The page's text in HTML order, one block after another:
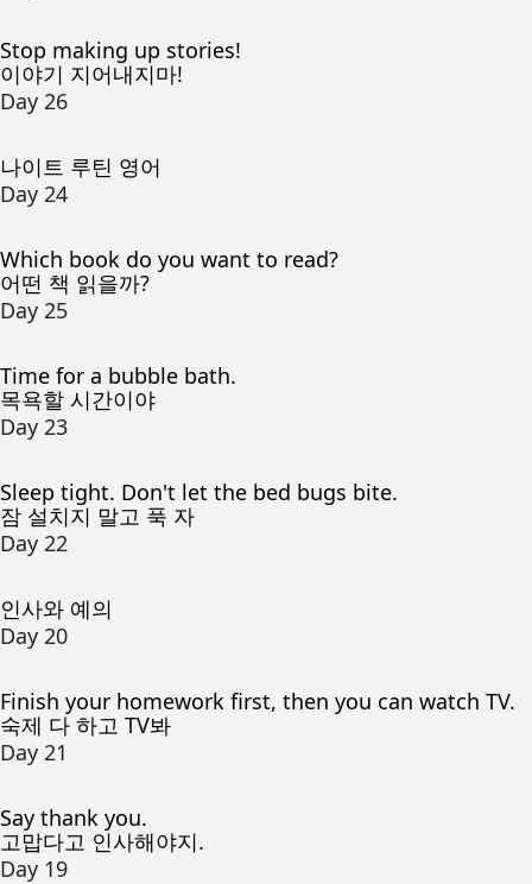
Stop making up stories!
이야기 지어내지마!
Day 26
나이트 루틴 영어
Day 24
Which book do you want to read?
어떤 책 읽을까?
Day 25
Time for a bubble bath.
목욕할 시간이야
Day 23
Sleep tight. Don't let the bed bugs bite.
잠 설치지 말고 푹 자
Day 22
인사와 예의
Day 20
Finish your homework first, then you can watch TV.
숙제 다 하고 TV봐
Day 21
Say thank you.
고맙다고 인사해야지.
Day 19